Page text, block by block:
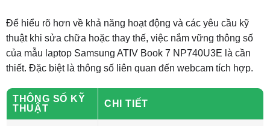
Để hiểu rõ hơn về khả năng hoạt động và các yêu cầu kỹ
thuật khi sửa chữa hoặc thay thế, việc nắm vững thông số
của mẫu laptop Samsung ATIV Book 7 NP740U3E là cần
thiết. Đặc biệt là thông số liên quan đến webcam tích hợp.
THÔNG SỐ KỸ
THUẬT
CHI TIẾT